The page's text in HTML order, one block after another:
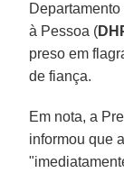
à Pessoa (
preso em
de fiança.
Em nota, a
informou que